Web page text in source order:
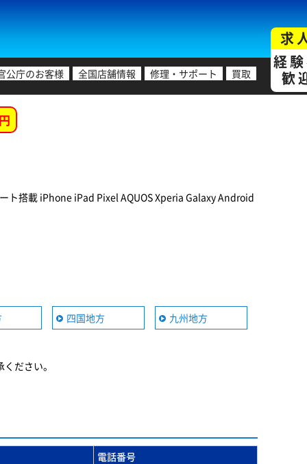
公庁のお客様 全国店舗情報 修理・サポート 買取
求
経
歓
ト搭載 iPhone iPad Pixel AQUOS Xperia Galaxy Android
四国地方 九州地方
ださい。
電話番号